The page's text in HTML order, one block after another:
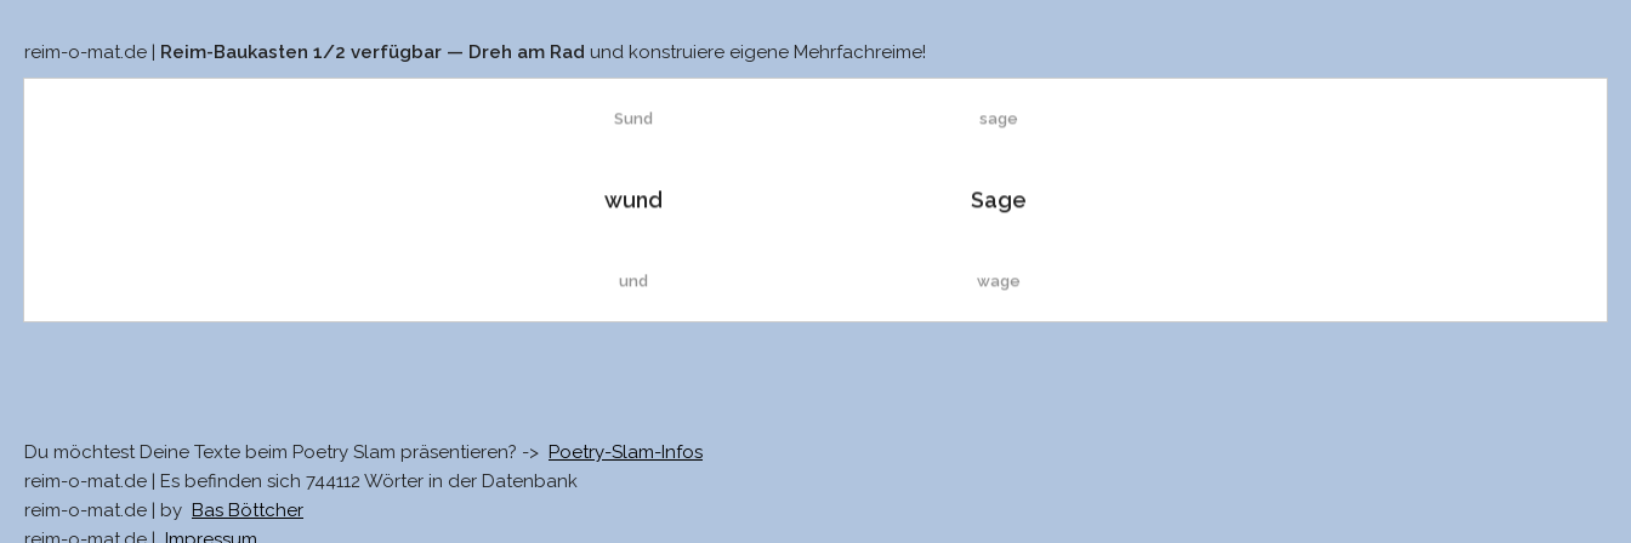
reim-o-mat.de | Reim-Baukasten 1/2 verfügbar — Dreh am Rad und konstruiere eigene Mehrfachreime!
Sund
wund
und
schund
sage
Sage
wage
Du möchtest Deine Texte beim Poetry Slam präsentieren? -> Poetry-Slam-Infos
reim-o-mat.de | Es befinden sich 744112 Wörter in der Datenbank
reim-o-mat.de | by Bas Böttcher